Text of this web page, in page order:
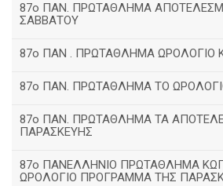
87ο ΠΑΝ. ΠΡΩΤΑΘΛΗΜΑ
ΣΑΒΒΑΤΟΥ
87ο ΠΑΝ . ΠΡΩΤΑΘΛΗΜΑ ΩΡΟΛΟΓΙΟ
87ο ΠΑΝ. ΠΡΩΤΑΘΛΗΜΑ ΤΟ
87ο ΠΑΝ. ΠΡΩΤΑΘΛΗΜΑ ΤΑ
ΠΑΡΑΣΚΕΥΗΣ
87ο ΠΑΝΕΛΛΗΝΙΟ ΠΡΩΤΑΘΛΗΜΑ
ΩΡΟΛΟΓΙΟ ΠΡΟΓΡΑΜΜΑ ΤΗΣ